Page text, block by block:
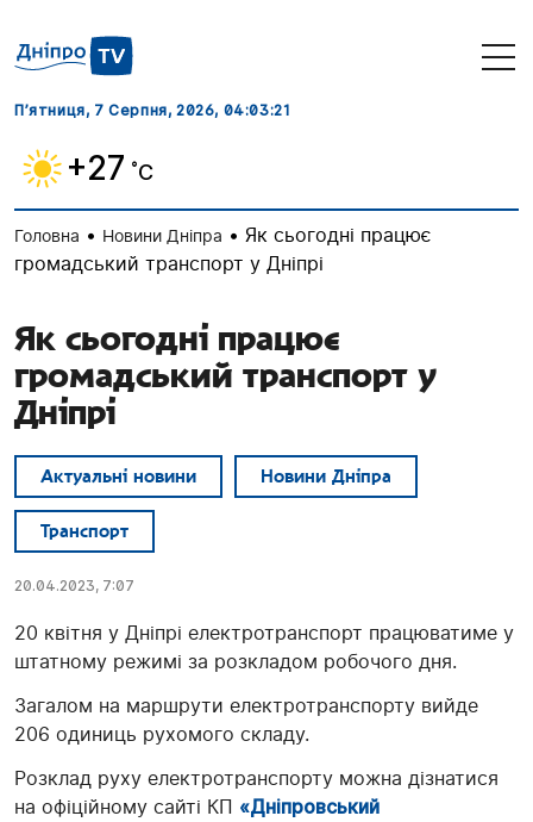
П’ятниця, 7 Серпня, 2026, 04:03:22
+27 ˚C
Головна • Новини Дніпра • Як сьогодні працює
громадський транспорт у Дніпрі
Як сьогодні працює
громадський транспорт у
Дніпрі
Актуальні новини Новини Дніпра
Транспорт
20.04.2023, 7:07
20 квітня у Дніпрі електротранспорт працюватиме у
штатному режимі за розкладом робочого дня.
Загалом на маршрути електротранспорту вийде
206 одиниць рухомого складу.
Розклад руху електротранспорту можна дізнатися
на офіційному сайті КП «Дніпровський